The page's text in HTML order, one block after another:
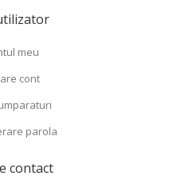
meu
cont
parola
contact